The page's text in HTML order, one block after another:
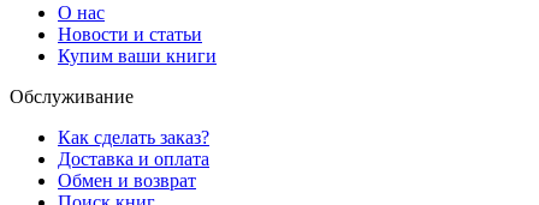
О нас
Новости и статьи
Купим ваши книги
Обслуживание
Как сделать заказ?
Доставка и оплата
Обмен и возврат